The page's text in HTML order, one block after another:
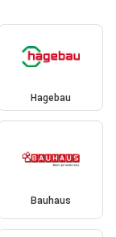
Hagebau
Bauhaus